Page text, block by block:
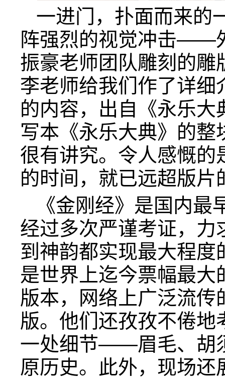
一进门，扑面而来的
阵强烈的视觉冲击——
振豪老师团队雕刻的雕
李老师给我们作了详细
的内容，出自《永乐
写本《永乐大典》的
很有讲究。令人感慨的
的时间，就已远超版片
《金刚经》是国内
经过多次严谨考证，力
到神韵都实现最大程
是世界上迄今票幅最
版本，网络上广泛流
版。他们还孜孜不倦
一处细节——眉毛、胡
原历史。此外，现场